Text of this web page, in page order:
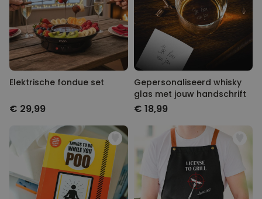
Elektrische fondue set
€ 29,99
Gepersonaliseerd whisky glas
met jouw handschrift
€ 18,99